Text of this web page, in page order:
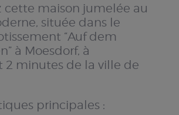
cette maison jumelée au
située dans le
“Auf dem
à Moesdorf, à
2 minutes de la ville de
principales :